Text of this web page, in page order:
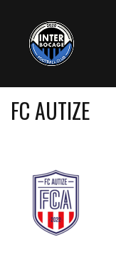
FC AUTIZE